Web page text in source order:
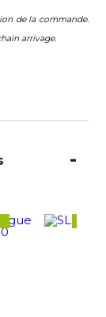
de la commande.
arrivage.